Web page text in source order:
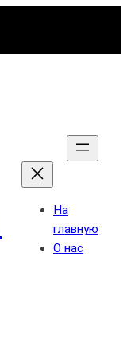
На
главную
О нас